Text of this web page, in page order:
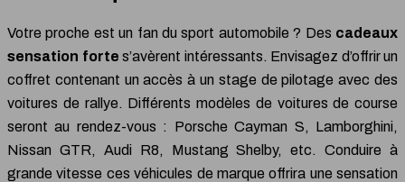
Votre proche est un fan du sport automobile ? Des cadeaux
sensation forte s’avèrent intéressants. Envisagez d’offrir un
coffret contenant un accès à un stage de pilotage avec des
voitures de rallye. Différents modèles de voitures de course
seront au rendez-vous : Porsche Cayman S, Lamborghini,
Nissan GTR, Audi R8, Mustang Shelby, etc. Conduire à
grande vitesse ces véhicules de marque offrira une sensation